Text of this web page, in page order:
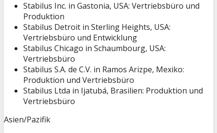
Stabilus Inc. in Gastonia, USA: Vertriebsbüro und
Produktion
Stabilus Detroit in Sterling Heights, USA:
Vertriebsbüro und Entwicklung
Stabilus Chicago in Schaumbourg, USA:
Vertriebsbüro
Stabilus S.A. de C.V. in Ramos Arizpe, Mexiko:
Produktion und Vertriebsbüro
Stabilus Ltda in Ijatubá, Brasilien: Produktion und
Vertriebsbüro
Asien/Pazifik